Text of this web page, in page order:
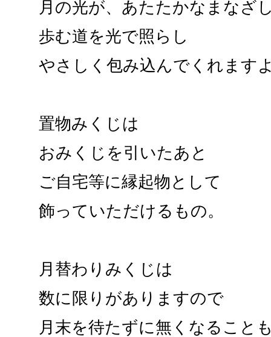
月の光が、あたたかなまなざ
歩む道を光で照らし
やさしく包み込んでくれます
置物みくじは
おみくじを引いたあと
ご自宅等に縁起物として
飾っていただけるもの。
月替わりみくじは
数に限りがありますので
月末を待たずに無くなること